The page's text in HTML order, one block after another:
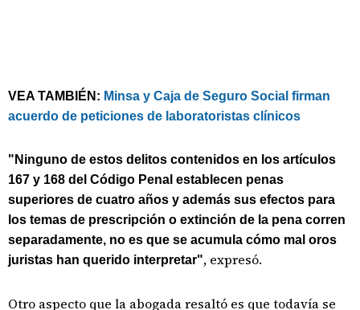
VEA TAMBIÉN: Minsa y Caja de Seguro Social firman
acuerdo de peticiones de laboratoristas clínicos
"Ninguno de estos delitos contenidos en los artículos
167 y 168 del Código Penal establecen penas
superiores de cuatro años y además sus efectos para
los temas de prescripción o extinción de la pena corren
separadamente, no es que se acumula cómo mal oros
juristas han querido interpretar", expresó.
Otro aspecto que la abogada resaltó es que todavía se